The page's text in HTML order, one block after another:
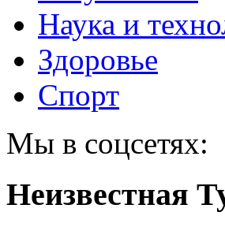
Наука и
Здоровье
Спорт
Мы в соцсетях:
Неизвестная